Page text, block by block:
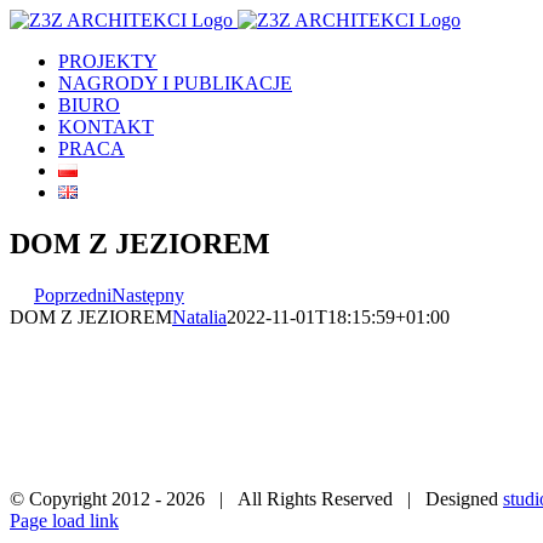
Skip
contentPROJEKTY
NAGRODY I PUBLIKACJE
BIURO
KONTAKT
PRACA
DOM Z JEZIOREM
PoprzedniNastępny
DOM Z JEZIOREMNatalia2022-11-01T18:15:59+01:00
© Copyright 2012 - 2026 | All Rights Reserved | Designed
Facebook
Instagram
YouTube
Page load link